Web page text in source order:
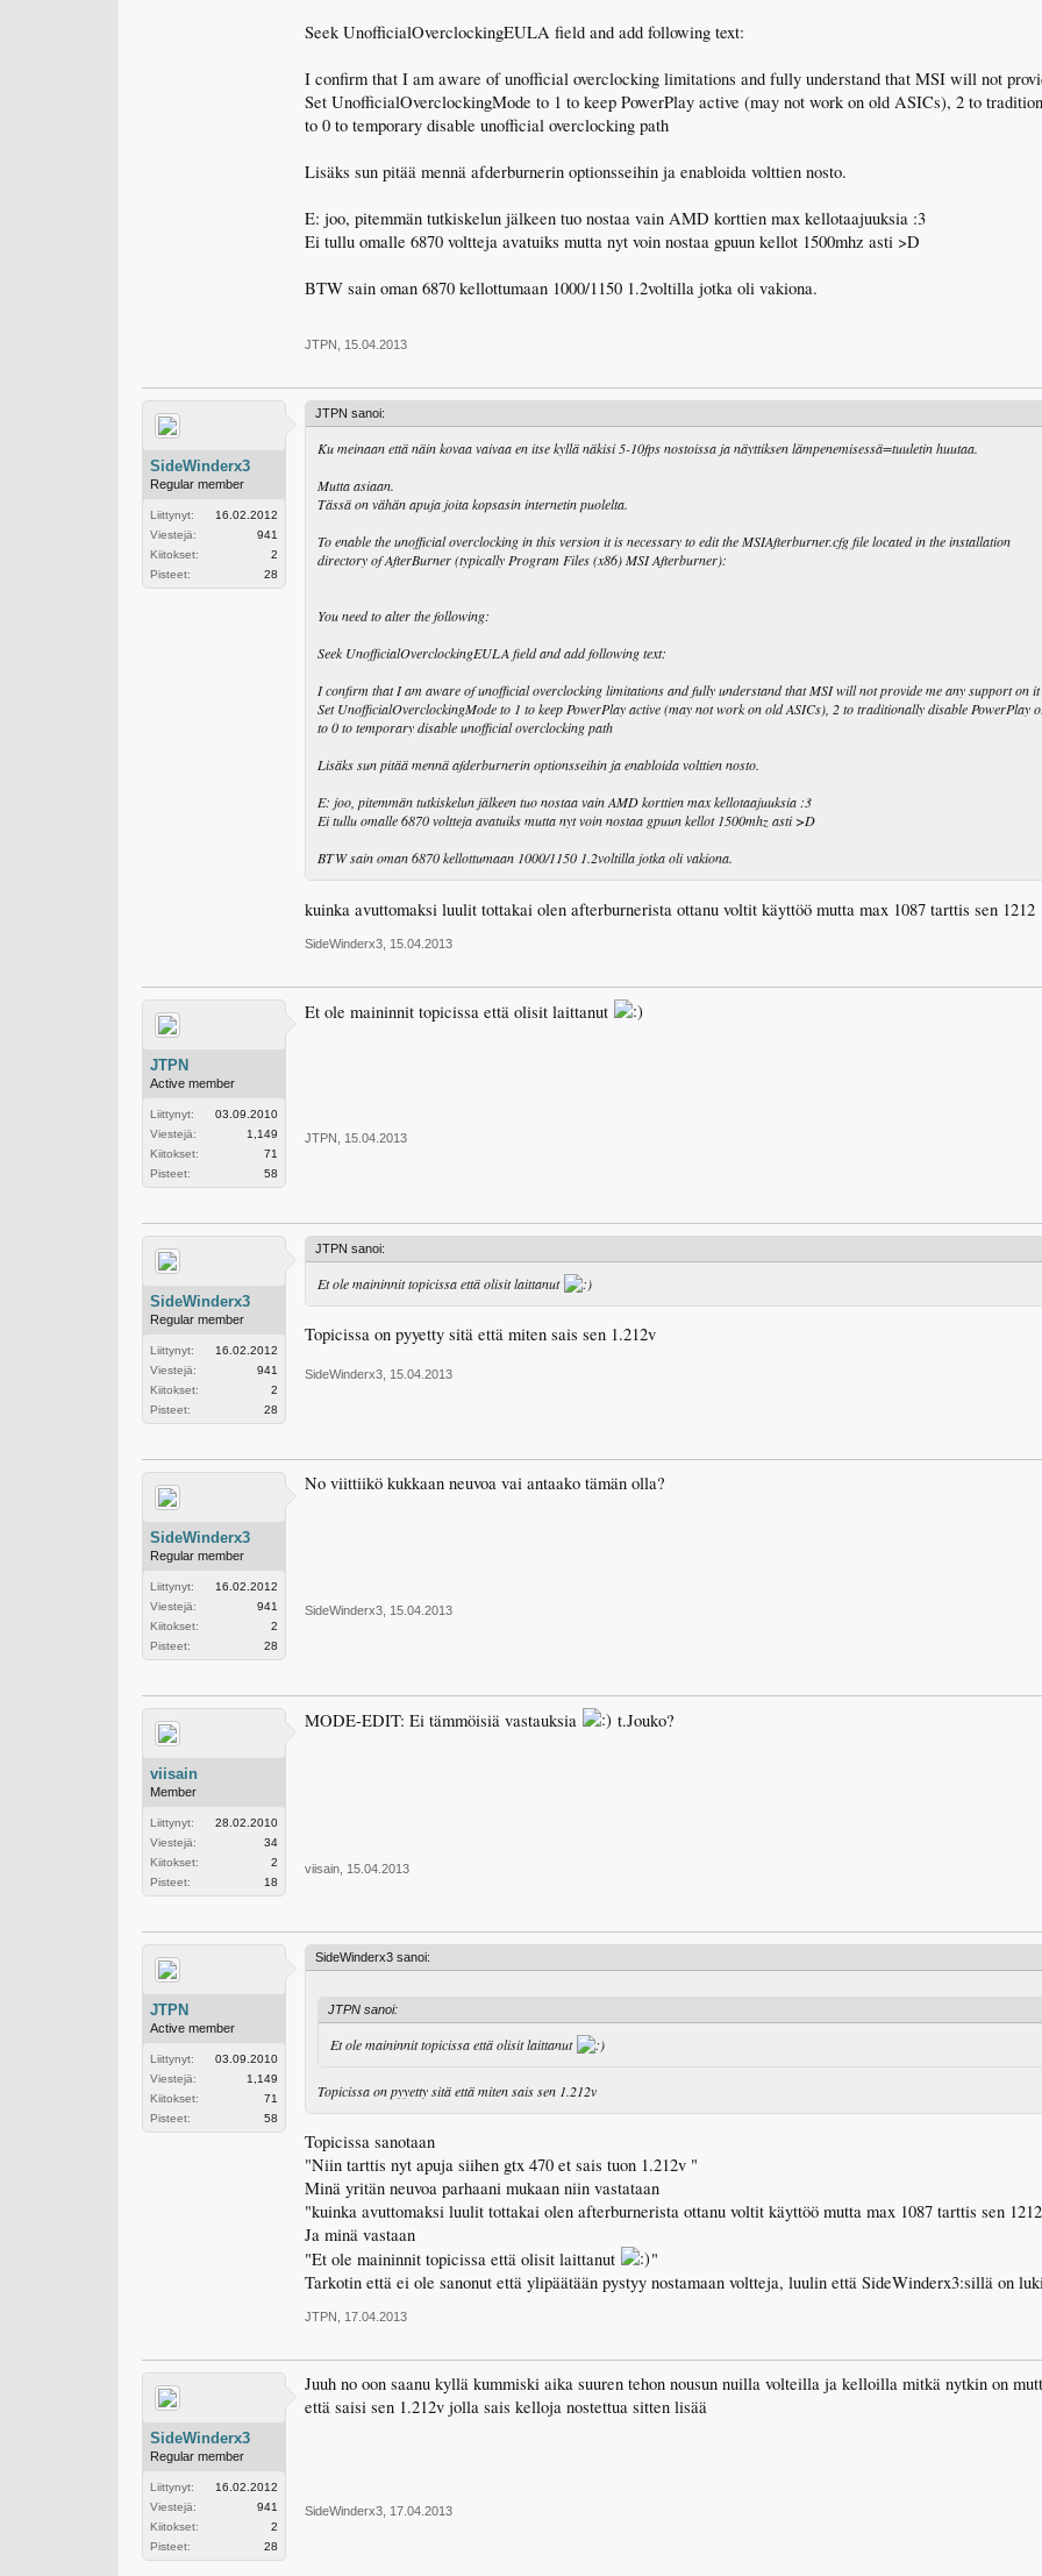
Seek UnofficialOverclockingEULA field and add following text:
I confirm that I am aware of unofficial overclocking limitations and fully understand that MSI will not
Set UnofficialOverclockingMode to 1 to keep PowerPlay active (may not work on old ASICs), 2 to
to 0 to temporary disable unofficial overclocking path
Lisäks sun pitää mennä afderburnerin optionsseihin ja enabloida volttien nosto.
E: joo, pitemmän tutkiskelun jälkeen tuo nostaa vain AMD korttien max kellotaajuuksia :3
Ei tullu omalle 6870 voltteja avatuiks mutta nyt voin nostaa gpuun kellot 1500mhz asti >D
BTW sain oman 6870 kellottumaan 1000/1150 1.2voltilla jotka oli vakiona.
JTPN 15.04.2013
SideWinderx3
Regular member
Liittynyt:
16.02.2012
Viestejä:
941
Kiitokset:
2
Pisteet:
28
JTPN sanoi:
Ku meinaan että näin kovaa vaivaa en itse kyllä näkisi 5-10fps nostoissa ja näyttiksen lämpenemisessä=tuuletin huutaa.
Mutta asiaan.
Tässä on vähän apuja joita kopsasin internetin puolelta.
To enable the unofficial overclocking in this version it is necessary to edit the MSIAfterburner.cfg file located in the installation
directory of AfterBurner (typically Program Files (x86) MSI Afterburner):
You need to alter the following:
Seek UnofficialOverclockingEULA field and add following text:
I confirm that I am aware of unofficial overclocking limitations and fully understand that MSI will not provide me any support on it
Set UnofficialOverclockingMode to 1 to keep PowerPlay active (may not work on old ASICs), 2 to traditionally disable PowerPlay
to 0 to temporary disable unofficial overclocking path
Lisäks sun pitää mennä afderburnerin optionsseihin ja enabloida volttien nosto.
E: joo, pitemmän tutkiskelun jälkeen tuo nostaa vain AMD korttien max kellotaajuuksia :3
Ei tullu omalle 6870 voltteja avatuiks mutta nyt voin nostaa gpuun kellot 1500mhz asti >D
BTW sain oman 6870 kellottumaan 1000/1150 1.2voltilla jotka oli vakiona.
kuinka avuttomaksi luulit tottakai olen afterburnerista ottanu voltit käyttöö mutta max 1087 tarttis sen 1212
SideWinderx3 15.04.2013
JTPN
Active member
Liittynyt:
03.09.2010
Viestejä:
1,149
Kiitokset:
71
Pisteet:
58
Et ole maininnit topicissa että olisit laittanut
JTPN 15.04.2013
SideWinderx3
Regular member
Liittynyt:
16.02.2012
Viestejä:
941
Kiitokset:
2
Pisteet:
28
JTPN sanoi:
Et ole maininnit topicissa että olisit laittanut
Topicissa on pyyetty sitä että miten sais sen 1.212v
SideWinderx3 15.04.2013
SideWinderx3
Regular member
Liittynyt:
16.02.2012
Viestejä:
941
Kiitokset:
2
Pisteet:
28
No viittiikö kukkaan neuvoa vai antaako tämän olla?
SideWinderx3 15.04.2013
viisain
Member
Liittynyt:
28.02.2010
Viestejä:
34
Kiitokset:
2
Pisteet:
18
MODE-EDIT: Ei tämmöisiä vastauksia t.Jouko?
viisain 15.04.2013
JTPN
Active member
Liittynyt:
03.09.2010
Viestejä:
1,149
Kiitokset:
71
Pisteet:
58
SideWinderx3 sanoi:
JTPN sanoi:
Et ole maininnit topicissa että olisit laittanut
Topicissa on pyyetty sitä että miten sais sen 1.212v
Topicissa sanotaan
"Niin tarttis nyt apuja siihen gtx 470 et sais tuon 1.212v "
Minä yritän neuvoa parhaani mukaan niin vastataan
"kuinka avuttomaksi luulit tottakai olen afterburnerista ottanu voltit käyttöö mutta max 1087 tarttis sen
Ja minä vastaan
"Et ole maininnit topicissa että olisit laittanut
"
Tarkotin että ei ole sanonut että ylipäätään pystyy nostamaan voltteja, luulin että SideWinderx3:sillä on
JTPN 17.04.2013
SideWinderx3
Regular member
Liittynyt:
16.02.2012
Viestejä:
941
Kiitokset:
2
Pisteet:
28
Juuh no oon saanu kyllä kummiski aika suuren tehon nousun nuilla volteilla ja kelloilla mitkä nytkin on
että saisi sen 1.212v jolla sais kelloja nostettua sitten lisää
SideWinderx3 17.04.2013